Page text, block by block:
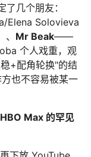
几个朋友：
Elena Solovieva
Mr Beak——
个人戏重，观
+配角轮换"的结
也不容易被某一
Max 的罕见